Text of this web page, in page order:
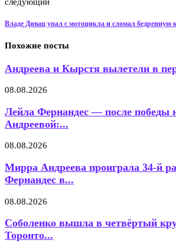
следующий
Владе Дивац упал с мотоцикла и сломал бедренную
Похожие посты
Андреева и Кырстя вылетели в
08.08.2026
Лейла Фернандес — после победы
Андреевой:...
08.08.2026
Мирра Андреева проиграла 34-й
Фернандес в...
08.08.2026
Соболенко вышла в четвёртый
Торонто...